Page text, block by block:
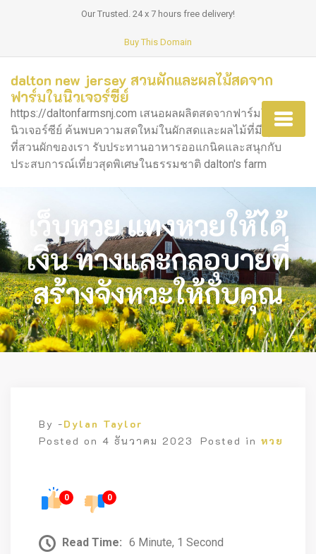
Our Trusted. 24 x 7 hours free delivery!
Buy This Domain
dalton new jersey สวนผักและผลไม้สดจาก
ฟาร์มในนิวเจอร์ซีย์
https://daltonfarmsnj.com เสนอผลผลิตสดจากฟาร์มใน
นิวเจอร์ซีย์ ค้นพบความสดใหม่ในผักสดและผลไม้ที่มีคุณภาพ
ที่สวนผักของเรา รับประทานอาหารออแกนิคและสนุกกับ
ประสบการณ์เที่ยวสุดพิเศษในธรรมชาติ dalton's farm
เว็บหวย แทงหวยให้ได้
เงิน ทางและกลอุบายที่
สร้างจังหวะให้กับคุณ
By -Dylan Taylor
Posted on 4 ธันวาคม 2023 Posted in หวย
0 0
Read Time: 6 Minute, 1 Second